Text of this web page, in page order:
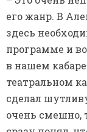
некотором
театральные
Коломбина и
протянуты
Фраки,
шар и